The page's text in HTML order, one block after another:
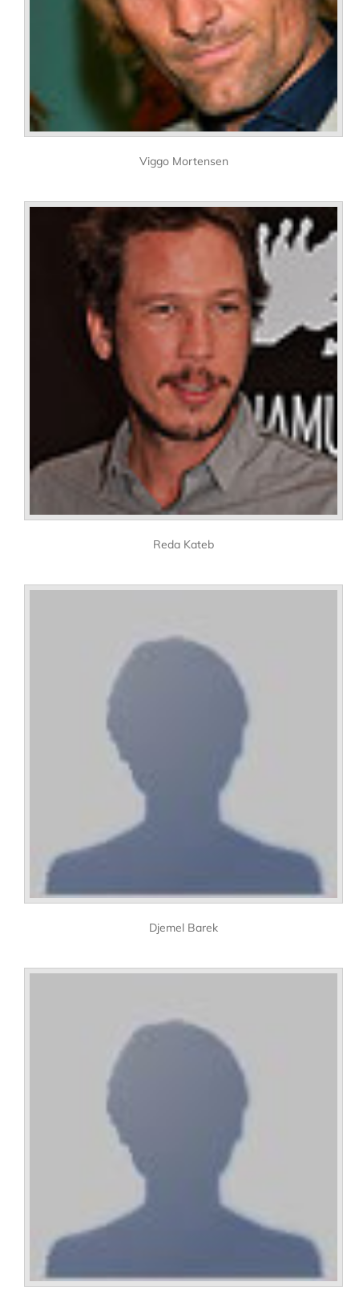
Viggo Mortensen
Reda Kateb
Djemel Barek